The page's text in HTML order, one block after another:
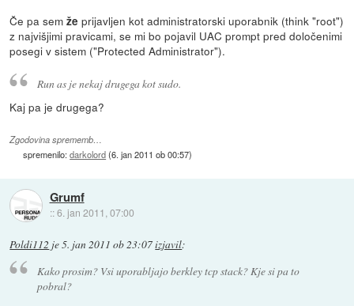
Če pa semže prijavljen kot administratorski uporabnik (think "root")
z najvišjimi pravicami, se mi bo pojavil UAC prompt pred določenimi
posegi v sistem ("Protected Administrator").
Run as je nekaj drugega kot sudo.
Kaj pa je drugega?
Zgodovina sprememb…
spremenilo:darkolord(6. jan 2011 ob 00:57)
Grumf
::6. jan 2011, 07:00
Poldi112 je5. jan 2011 ob 23:07izjavil:
Kako prosim? Vsi uporabljajo berkley tcp stack? Kje si pa to
pobral?